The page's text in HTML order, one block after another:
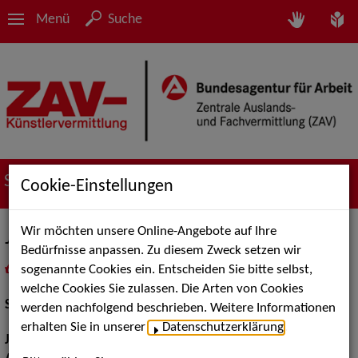
Menü Suche
Suche nach Künstler*innen
Johannes Maximilian Steininger
als PDF speichern
inMeine Merklistelegen
Schauspiel:Bühne
Jahrgang:
Cookie-Einstellungen
Wir möchten unsere Online-Angebote auf Ihre
Bedürfnisse anpassen. Zu diesem Zweck setzen wir
sogenannte Cookies ein. Entscheiden Sie bitte selbst,
welche Cookies Sie zulassen. Die Arten von Cookies
werden nachfolgend beschrieben. Weitere Informationen
erhalten Sie in unserer
Datenschutzerklärung